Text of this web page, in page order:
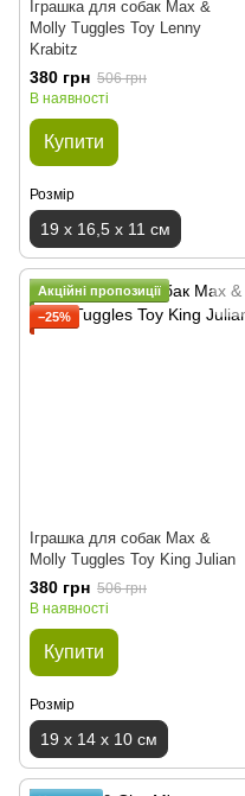
Іграшка для собак Max &
Molly Tuggles Toy Lenny
Krabitz
380 грн 506 грн
В наявності
Купити
Розмір
19 x 16,5 x 11 см
Акційні пропозиції
−25%
Іграшка для собак Max &
Molly Tuggles Toy King Julian
380 грн 506 грн
В наявності
Купити
Розмір
19 x 14 x 10 см